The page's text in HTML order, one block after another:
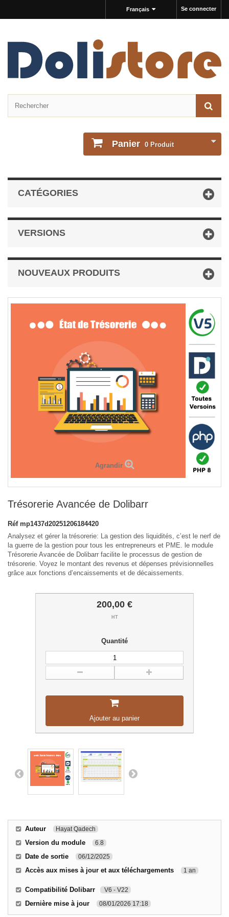
Se connecter
Français
Panier 0 Produit
CATÉGORIES
VERSIONS
NOUVEAUX PRODUITS
Agrandir
Trésorerie Avancée de Dolibarr
Réf mp1437d20251206184420
Analysez et gérer la trésorerie: La gestion des liquidités, c’est le nerf de
la guerre de la gestion pour tous les entrepreneurs et PME. le module
Trésorerie Avancée de Dolibarr facilite le processus de gestion de
trésorerie. Voyez le montant des revenus et dépenses prévisionnelles
grâce aux fonctions d’encaissements et de décaissements.
200,00 €
HT
Quantité
Ajouter au panier
Auteur Hayat Qadech
Version du module 6.8
Date de sortie 06/12/2025
Accès aux mises à jour et aux téléchargements 1 an
Compatibilité Dolibarr V6 - V22
Dernière mise à jour 08/01/2026 17:18